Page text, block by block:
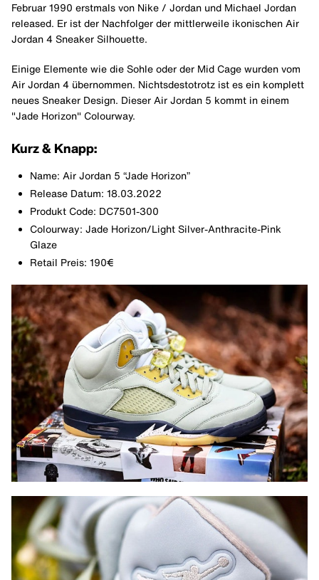
Februar 1990 erstmals von Nike / Jordan und Michael Jordan
released. Er ist der Nachfolger der mittlerweile ikonischen Air
Jordan 4 Sneaker Silhouette.
Einige Elemente wie die Sohle oder der Mid Cage wurden vom
Air Jordan 4 übernommen. Nichtsdestotrotz ist es ein komplett
neues Sneaker Design. Dieser Air Jordan 5 kommt in einem
"Jade Horizon" Colourway.
Kurz & Knapp:
Name: Air Jordan 5 “Jade Horizon”
Release Datum: 18.03.2022
Produkt Code: DC7501-300
Colourway: Jade Horizon/Light Silver-Anthracite-Pink
Glaze
Retail Preis: 190€